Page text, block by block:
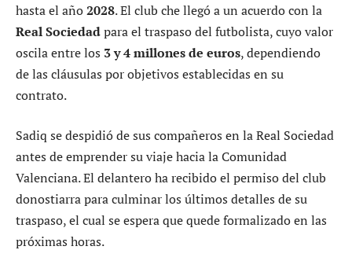
hasta el año2028. El club che llegó a un acuerdo con la
Real Sociedadpara el traspaso del futbolista, cuyo valor
oscila entre los 3 y 4 millones de euros, dependiendo
de las cláusulas por objetivos establecidas en su
contrato.
Sadiq se despidió de sus compañeros en la Real Sociedad
antes de emprender su viaje hacia la Comunidad
Valenciana. El delantero ha recibido el permiso del club
donostiarra para culminar los últimos detalles de su
traspaso, el cual se espera que quede formalizado en las
próximas horas.